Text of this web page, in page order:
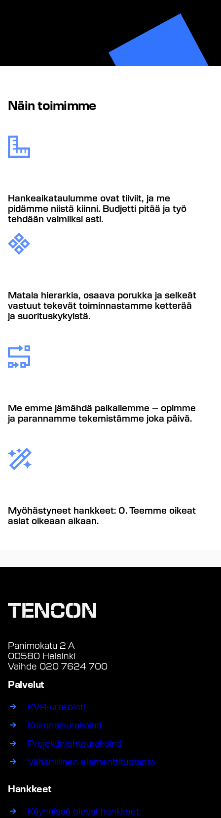
Näin toimimme
Hankeaikataulumme ovat tiiviit, ja me
pidämme niistä kiinni. Budjetti pitää ja työ
tehdään valmiiksi asti.
Matala hierarkia, osaava porukka ja selkeät
vastuut tekevät toiminnastamme ketterää
ja suorituskykyistä.
Me emme jämähdä paikallemme – opimme
ja parannamme tekemistämme joka päivä.
Myöhästyneet hankkeet: 0. Teemme oikeat
asiat oikeaan aikaan.
Panimokatu 2 A
00580 Helsinki
Vaihde 020 7624 700
Palvelut
KVR-urakointi
Kokonaisurakointi
Projektinjohtourakointi
Vähähiilinen elementtituotanto
Hankkeet
Käynnissä olevat hankkeet